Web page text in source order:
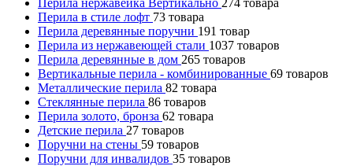
Перила нержавейка Вертикально 274 товара
Перила в стиле лофт 73 товара
Перила деревянные поручни 191 товар
Перила из нержавеющей стали 1037 товаров
Перила деревянные в дом 265 товаров
Вертикальные перила - комбинированные 69 товаров
Металлические перила 82 товара
Стеклянные перила 86 товаров
Перила золото, бронза 62 товара
Детские перила 27 товаров
Поручни на стены 59 товаров
Поручни для инвалидов 35 товаров